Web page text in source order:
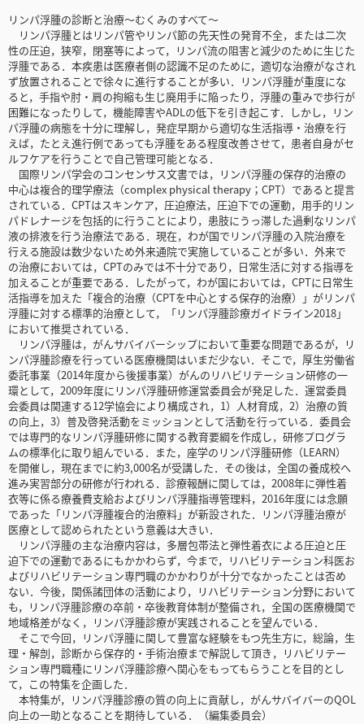
リンパ浮腫の診断と治療～むくみのすべて～
リンパ浮腫とはリンパ管やリンパ節の先天性の発育不全，または二次
性の圧迫，狭窄，閉塞等によって，リンパ流の阻害と減少のために生じた
浮腫である．本疾患は医療者側の認識不足のために，適切な治療がなされ
ず放置されることで徐々に進行することが多い．リンパ浮腫が重度にな
ると，手指や肘・肩の拘縮も生じ廃用手に陥ったり，浮腫の重みで歩行が
困難になったりして，機能障害やADLの低下を引き起こす．しかし，リン
パ浮腫の病態を十分に理解し，発症早期から適切な生活指導・治療を行
えば，たとえ進行例であっても浮腫をある程度改善させて，患者自身がセ
ルフケアを行うことで自己管理可能となる．
国際リンパ学会のコンセンサス文書では，リンパ浮腫の保存的治療の
中心は複合的理学療法（complex physical therapy；CPT）であると提言
されている．CPTはスキンケア，圧迫療法，圧迫下での運動，用手的リン
パドレナージを包括的に行うことにより，患肢にうっ滞した過剰なリンパ
液の排液を行う治療法である．現在，わが国でリンパ浮腫の入院治療を
行える施設は数少ないため外来通院で実施していることが多い．外来で
の治療においては，CPTのみでは不十分であり，日常生活に対する指導を
加えることが重要である．したがって，わが国においては，CPTに日常生
活指導を加えた「複合的治療（CPTを中心とする保存的治療）」がリンパ
浮腫に対する標準的治療として，「リンパ浮腫診療ガイドライン2018」
において推奨されている．
リンパ浮腫は，がんサバイバーシップにおいて重要な問題であるが，リ
ンパ浮腫診療を行っている医療機関はいまだ少ない．そこで，厚生労働省
委託事業（2014年度から後援事業）がんのリハビリテーション研修の一
環として，2009年度にリンパ浮腫研修運営委員会が発足した．運営委員
会委員は関連する12学協会により構成され，1）人材育成，2）治療の質
の向上，3）普及啓発活動をミッションとして活動を行っている．委員会
では専門的なリンパ浮腫研修に関する教育要綱を作成し，研修プログラ
ムの標準化に取り組んでいる．また，座学のリンパ浮腫研修（LEARN）
を開催し，現在までに約3,000名が受講した．その後は，全国の養成校へ
進み実習部分の研修が行われる．診療報酬に関しては，2008年に弾性着
衣等に係る療養費支給およびリンパ浮腫指導管理料，2016年度には念願
であった「リンパ浮腫複合的治療料」が新設された．リンパ浮腫治療が
医療として認められたという意義は大きい．
リンパ浮腫の主な治療内容は，多層包帯法と弾性着衣による圧迫と圧
迫下での運動であるにもかかわらず，今まで，リハビリテーション科医お
よびリハビリテーション専門職のかかわりが十分でなかったことは否め
ない．今後，関係諸団体の活動により，リハビリテーション分野において
も，リンパ浮腫診療の卒前・卒後教育体制が整備され，全国の医療機関で
地域格差がなく，リンパ浮腫診療が実践されることを望んでいる．
そこで今回，リンパ浮腫に関して豊富な経験をもつ先生方に，総論，生
理・解剖，診断から保存的・手術治療まで解説して頂き，リハビリテー
ション専門職種にリンパ浮腫診療へ関心をもってもらうことを目的とし
て，この特集を企画した．
本特集が，リンパ浮腫診療の質の向上に貢献し，がんサバイバーのQOL
向上の一助となることを期待している．（編集委員会）